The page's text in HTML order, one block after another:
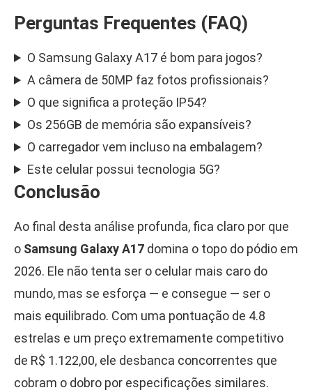
Perguntas Frequentes (FAQ)
O Samsung Galaxy A17 é bom para jogos?
A câmera de 50MP faz fotos profissionais?
O que significa a proteção IP54?
Os 256GB de memória são expansíveis?
O carregador vem incluso na embalagem?
Este celular possui tecnologia 5G?
Conclusão
Ao final desta análise profunda, fica claro por que
o Samsung Galaxy A17 domina o topo do pódio em
2026. Ele não tenta ser o celular mais caro do
mundo, mas se esforça — e consegue — ser o
mais equilibrado. Com uma pontuação de 4.8
estrelas e um preço extremamente competitivo
de R$ 1.122,00, ele desbanca concorrentes que
cobram o dobro por especificações similares.